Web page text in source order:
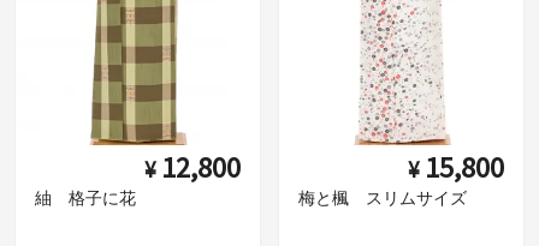
¥ 12,800
紬 格子に花
¥ 15,800
梅と楓 スリムサイズ